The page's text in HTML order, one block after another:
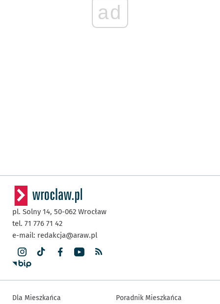
ad
pl. Solny 14, 50-062 Wrocław
tel. 71 776 71 42
e-mail: redakcja@araw.pl
Dla Mieszkańca
Poradnik Mieszkańca